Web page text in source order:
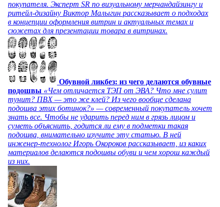
покупателя. Эксперт SR по визуальному мерчандайзингу и
ритейл-дизайну Виктор Малыгин рассказывает о подходах
в концепции оформления витрин и актуальных темах и
сюжетах для презентации товара в витринах.
Обувной ликбез: из чего делаются обувные
подошвы «Чем отличается ТЭП от ЭВА? Что мне сулит
тунит? ПВХ — это же клей? Из чего вообще сделана
подошва этих ботинок?» — современный покупатель хочет
знать все. Чтобы не ударить перед ним в грязь лицом и
суметь объяснить, годится ли ему в подметки такая
подошва, внимательно изучите эту статью. В ней
инженер-технолог Игорь Окороков рассказывает, из каких
материалов делаются подошвы обуви и чем хорош каждый
из них.